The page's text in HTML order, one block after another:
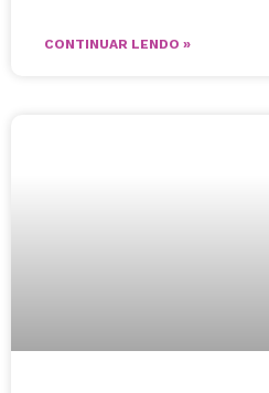
CONTINUAR LENDO »